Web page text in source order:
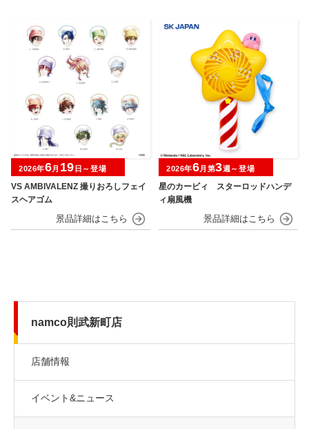
VS AMBIVALENZ 撮りおろしフェイ
スヘアゴム
2026年6月 19 日～登場
星のカービィ スターロッドハンデ
ィ扇風機
2026年6月第3週～登場
namco則武新町店
店舗情報
イベント&ニュース